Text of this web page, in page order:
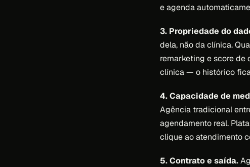
e agenda
3. Propriedade do
dela, não da clínica.
remarketing e score de
clínica — o histórico
4. Capacidade de
Agência tradicional
agendamento real.
clique ao atendimento
5. Contrato e saída.